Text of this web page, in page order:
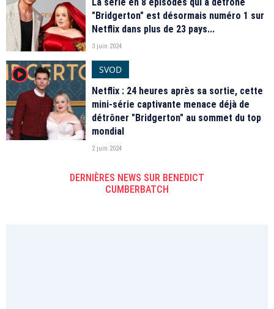
"Bridgerton" est désormais numéro 1 sur
Netflix dans plus de 23 pays...
3 juin 2024
player2
SVOD
Netflix : 24 heures après sa sortie, cette
mini-série captivante menace déjà de
détrôner "Bridgerton" au sommet du top
mondial
2 juin 2024
DERNIÈRES NEWS SUR BENEDICT
CUMBERBATCH